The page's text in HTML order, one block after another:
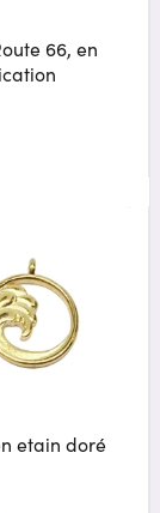
66, en
etain doré